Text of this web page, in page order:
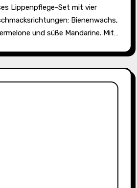
Lippenpflege-Set mit vier
Bienenwachs,
und süße Mandarine. Mit…